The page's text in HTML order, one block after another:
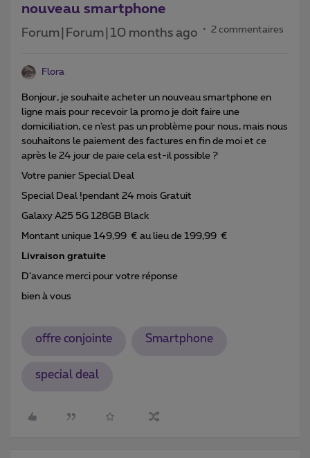
nouveau smartphone
Forum|Forum|10 months ago 2 commentaires
Flora
Bonjour, je souhaite acheter un nouveau smartphone en
ligne mais pour recevoir la promo je doit faire une
domiciliation, ce n’est pas un problème pour nous, mais nous
souhaitons le paiement des factures en fin de moi et ce
après le 24 jour de paie cela est-il possible ?
Votre panier Special Deal
Special Deal !pendant 24 mois Gratuit
Galaxy A25 5G 128GB Black
Montant unique 149,99 € au lieu de 199,99 €
Livraison gratuite
D’avance merci pour votre réponse
bien à vous
offre conjointe Smartphone
special deal